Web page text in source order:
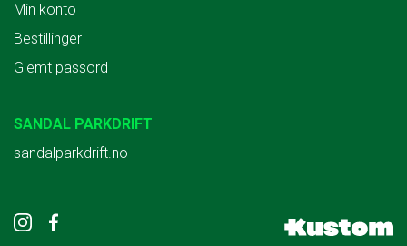
Min konto
Bestillinger
Glemt passord
SANDAL PARKDRIFT
sandalparkdrift.no